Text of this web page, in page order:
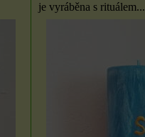
je vyráběna s rituálem...